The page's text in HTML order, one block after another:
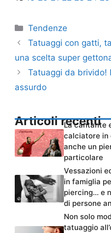
Categorie
Tendenze
Tatuaggi con gatti,
una scelta super
Tatuaggi da brivido!
assurdo
Articoli recenti
La cantante
calciatore in
anche un
particolare
Vessazioni
in famiglia
piercing… e
di persone
Non solo
tatuaggio